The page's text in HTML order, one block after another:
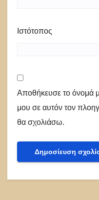
Ιστότοπος
Αποθήκευσε το όνομά
μου σε αυτόν τον
θα σχολιάσω.